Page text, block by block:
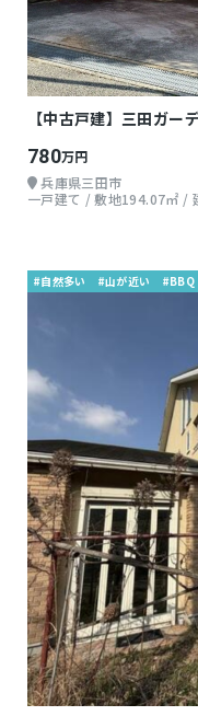
【中古戸建】三田ガー
780万円
兵庫県三田市
一戸建て / 敷地194.07㎡ /
#自然多い #山が近い #BBQ